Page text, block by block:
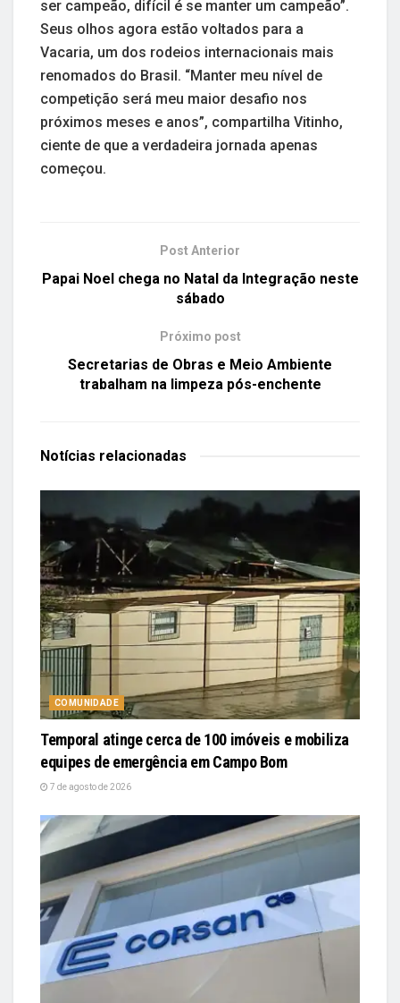
ser campeão, difícil é se manter um campeão”.
Seus olhos agora estão voltados para a
Vacaria, um dos rodeios internacionais mais
renomados do Brasil. “Manter meu nível de
competição será meu maior desafio nos
próximos meses e anos”, compartilha Vitinho,
ciente de que a verdadeira jornada apenas
começou.
Post Anterior
Papai Noel chega no Natal da Integração neste
sábado
Próximo post
Secretarias de Obras e Meio Ambiente
trabalham na limpeza pós-enchente
Notícias relacionadas
COMUNIDADE
Temporal atinge cerca de 100 imóveis e mobiliza
equipes de emergência em Campo Bom
7 de agosto de 2026